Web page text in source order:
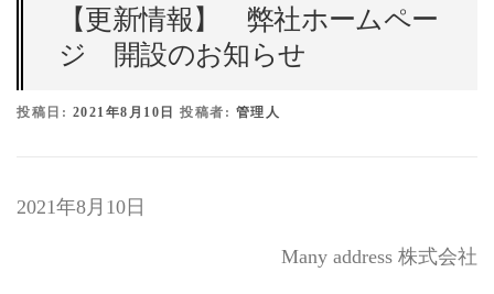
【更新情報】 弊社ホームペー
ジ 開設のお知らせ
投稿日: 2021年8月10日 投稿者: 管理人
2021年8月10日
Many address 株式会社